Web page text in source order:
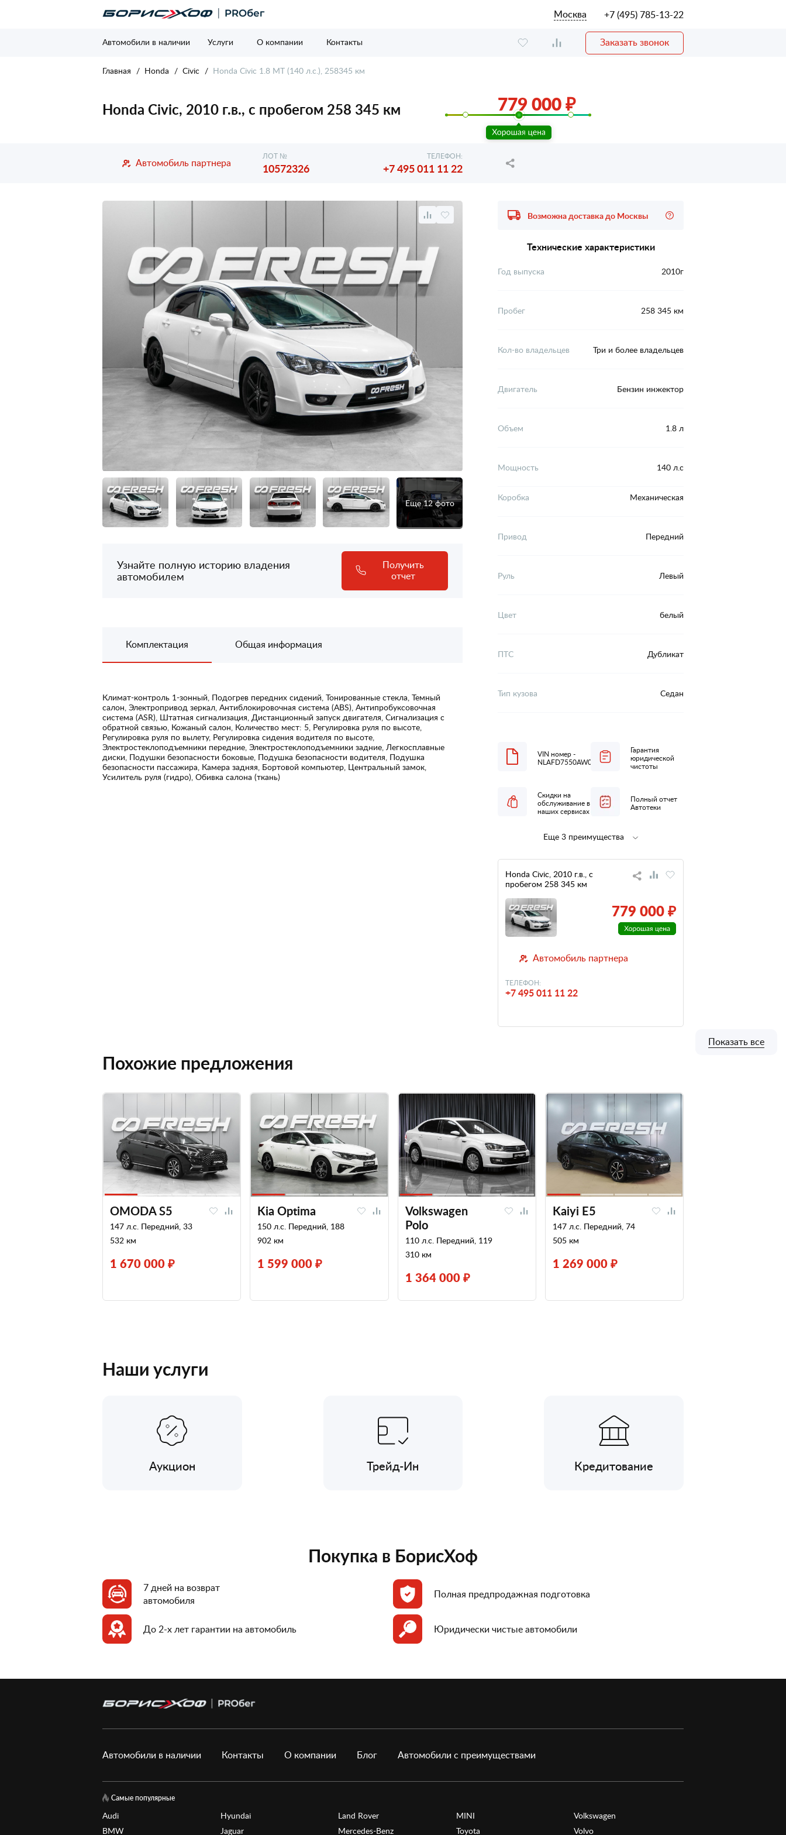
Москва +7 (495) 785-13-22
Автомобили в наличии Услуги О компании Контакты Заказать звонок
Главная Honda Civic Honda Civic 1.8 MT (140 л.с.), 258345 км
Honda Civic, 2010 г.в., с пробегом 258 345 км 779 000 ₽
Автомобиль партнера
ЛОТ №
10572326
ТЕЛЕФОН:
+7 495 011 11 22
Еще 12 фото
Узнайте полную историю владения
автомобилем
Получить
отчет
Комплектация Общая информация
Климат-контроль 1-зонный, Подогрев передних сидений, Тонированные стекла, Темный
салон, Электропривод зеркал, Антиблокировочная система (ABS), Антипробуксовочная
система (ASR), Штатная сигнализация, Дистанционный запуск двигателя, Сигнализация с
обратной связью, Кожаный салон, Количество мест: 5, Регулировка руля по высоте,
Регулировка руля по вылету, Регулировка сидения водителя по высоте,
Электростеклоподъемники передние, Электростеклоподъемники задние, Легкосплавные
диски, Подушки безопасности боковые, Подушка безопасности водителя, Подушка
безопасности пассажира, Камера задняя, Бортовой компьютер, Центральный замок,
Усилитель руля (гидро), Обивка салона (ткань)
Возможна доставка до Москвы
Технические характеристики
Год выпуска 2010г
Пробег 258 345 км
Кол-во владельцев Три и более владельцев
Двигатель Бензин инжектор
Объем 1.8 л
Мощность 140 л.с
Коробка Механическая
Привод Передний
Руль Левый
Цвет белый
ПТС Дубликат
Тип кузова Седан
VIN номер -
NLAFD7550AW030272
Гарантия
юридической
чистоты
Скидки на
обслуживание в
наших сервисах
Полный отчет
Автотеки
Полная
низкий
налог
Еще 3 преимущества
Honda Civic, 2010 г.в., с
пробегом 258 345 км
779 000 ₽
Автомобиль партнера
ТЕЛЕФОН:
+7 495 011 11 22
Похожие предложения
OMODA S5
147 л.с. Передний, 33
532 км
1 670 000 ₽
Kia Optima
150 л.с. Передний, 188
902 км
1 599 000 ₽
Volkswagen
Polo
110 л.с. Передний, 119
310 км
1 364 000 ₽
Kaiyi E5
147 л.с. Передний, 74
505 км
1 269 000 ₽
Показать все
Наши услуги
Аукцион Трейд-Ин Кредитование
Покупка в БорисХоф
7 дней на возврат
автомобиля
Полная предпродажная подготовка
До 2-х лет гарантии на автомобиль Юридически чистые автомобили
Автомобили в наличии Контакты О компании Блог Автомобили с преимуществами
Самые популярные
Audi
BMW
Hyundai
Jaguar
Land Rover
Mercedes-Benz
MINI
Toyota
Volkswagen
Volvo